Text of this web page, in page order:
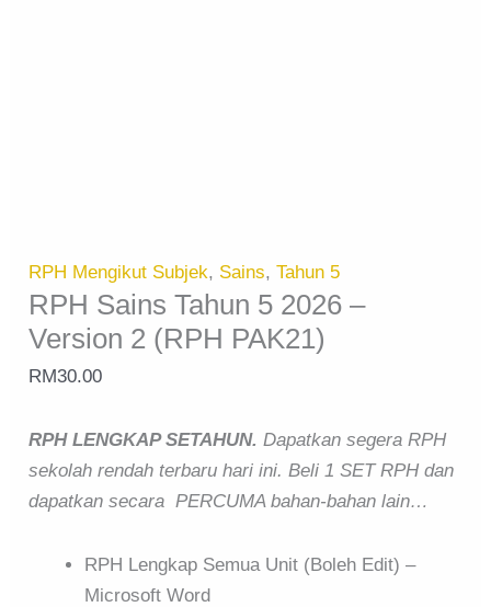
RPH Mengikut Subjek, Sains,Tahun 5
RPH Sains Tahun 5 2026 –
Version 2 (RPH PAK21)
RM30.00
RPH LENGKAP SETAHUN. Dapatkan segera RPH
sekolah rendah terbaru hari ini. Beli 1 SET RPH dan
dapatkan secara PERCUMA bahan-bahan lain…
RPH Lengkap Semua Unit (Boleh Edit) –
Microsoft Word